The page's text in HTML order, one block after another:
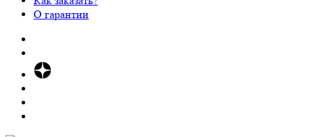
О гарантии